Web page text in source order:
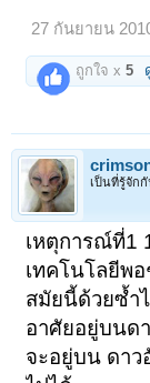
27 กันยายน
ถูกใจ x5
เป็นที่รู้จัก
เหตุการณ์ที่1
เทคโนโลยีพ
สมัยนี้ด้วยซ้ำ
อาศัยอยู่บนดา
จะอยู่บน ดาว